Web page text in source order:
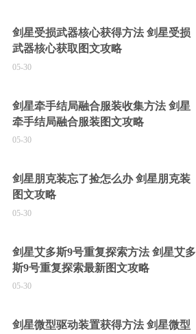
剑星受损武器核心获得方法 剑星受损
武器核心获取图文攻略
05-30
剑星牵手结局融合服装收集方法 剑星
牵手结局融合服装图文攻略
05-30
剑星朋克装忘了捡怎么办 剑星朋克装
图文攻略
05-30
剑星艾多斯9号重复探索方法 剑星艾多
斯9号重复探索最新图文攻略
05-30
剑星微型驱动装置获得方法 剑星微型